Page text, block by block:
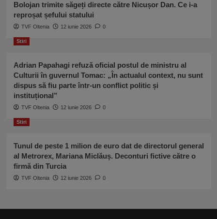
Bolojan trimite săgeți directe către Nicușor Dan. Ce i-a
reproșat șefului statului
TVF Oltenia 12 iunie 2026 0
Stiri
Adrian Papahagi refuză oficial postul de ministru al
Culturii în guvernul Tomac: „În actualul context, nu sunt
dispus să fiu parte într-un conflict politic și
instituțional”
TVF Oltenia 12 iunie 2026 0
Stiri
Tunul de peste 1 milion de euro dat de directorul general
al Metrorex, Mariana Miclăuș. Deconturi fictive către o
firmă din Turcia
TVF Oltenia 12 iunie 2026 0